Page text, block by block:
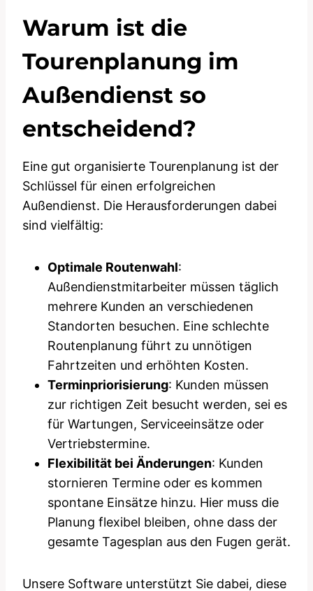
Warum ist die
Tourenplanung im
Außendienst so
entscheidend?
Eine gut organisierte Tourenplanung ist der
Schlüssel für einen erfolgreichen
Außendienst. Die Herausforderungen dabei
sind vielfältig:
Optimale Routenwahl:
Außendienstmitarbeiter müssen täglich
mehrere Kunden an verschiedenen
Standorten besuchen. Eine schlechte
Routenplanung führt zu unnötigen
Fahrtzeiten und erhöhten Kosten.
Terminpriorisierung: Kunden müssen
zur richtigen Zeit besucht werden, sei es
für Wartungen, Serviceeinsätze oder
Vertriebstermine.
Flexibilität bei Änderungen: Kunden
stornieren Termine oder es kommen
spontane Einsätze hinzu. Hier muss die
Planung flexibel bleiben, ohne dass der
gesamte Tagesplan aus den Fugen gerät.
Unsere Software unterstützt Sie dabei, diese